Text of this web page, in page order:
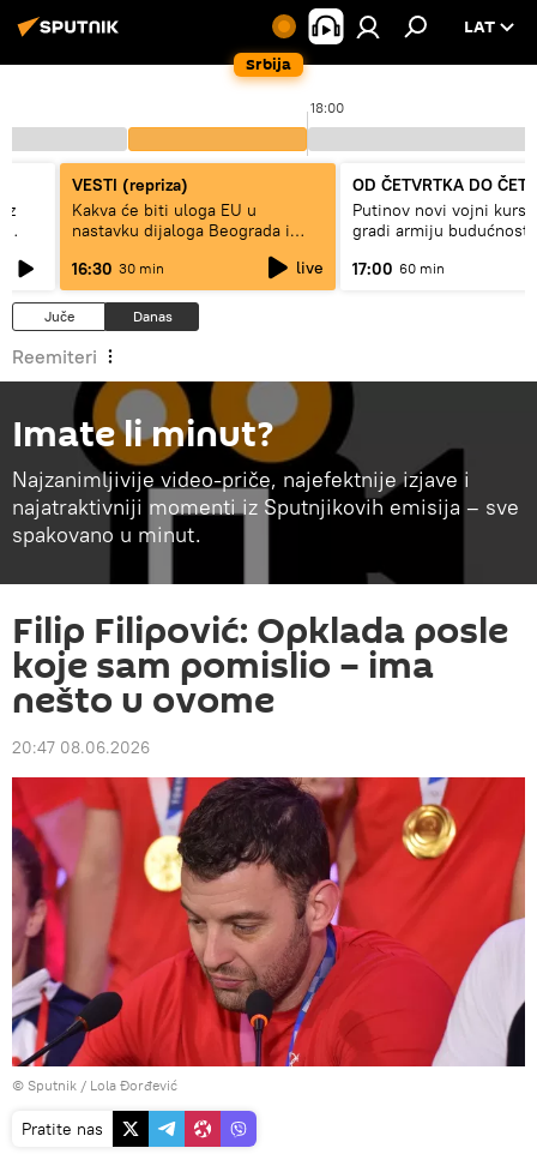
Srbija
LAT
18:00
VESTI (repriza)
Kakva će biti uloga EU u
nastavku dijaloga Beograda i
16:30 30 min live
OD ČETVRTKA DO
Putinov novi vojni kurs
gradi armiju budućnosti
17:00 60 min
Juče Danas
Reemiteri
Imate li minut?
Najzanimljivije video-priče, najefektnije izjave i
najatraktivniji momenti iz Sputnjikovih emisija – sve
spakovano u minut.
Filip Filipović: Opklada posle
koje sam pomislio – ima
nešto u ovome
20:47 08.06.2026
© Sputnik / Lola Đorđević
Pratite nas